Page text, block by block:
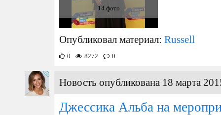
14 фото
Опубликовал материал: Russell
0 8272 0
Новость опубликована 18 марта
Джессика Альба на